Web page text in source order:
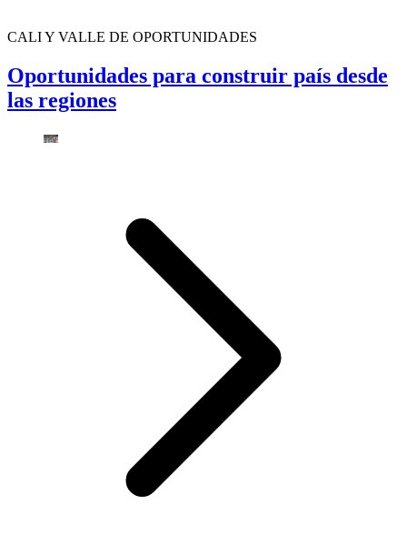
CALI Y VALLE DE OPORTUNIDADES
Oportunidades para construir país desde
las regiones